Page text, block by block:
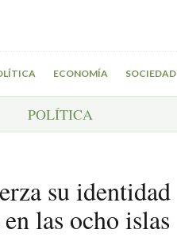
ECONOMÍA SOCIEDAD
POLÍTICA
su identidad
las ocho islas